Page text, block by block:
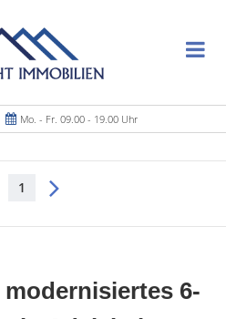
Mo. - Fr. 09.00 - 19.00 Uhr
1
6-